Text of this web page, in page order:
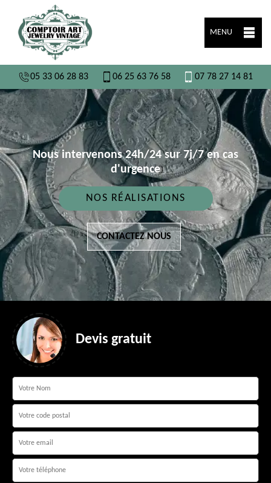
MENU
05 33 06 28 83 06 25 63 76 58 07 78 27 14 81
Nous intervenons 24h/24 sur 7j/7 en cas
d'urgence
NOS RÉALISATIONS
CONTACTEZ NOUS
Devis gratuit